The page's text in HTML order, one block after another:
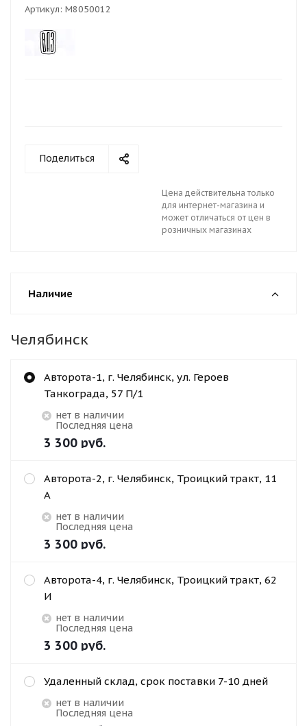
Артикул: M8050012
Поделиться
Цена действительна только
для интернет-магазина и
может отличаться от цен в
розничных магазинах
Наличие
Челябинск
Авторота-1, г. Челябинск, ул. Героев
Танкограда, 57 П/1
Нет в наличии
Последняя цена
3 300 руб.
Авторота-2, г. Челябинск, Троицкий тракт, 11
А
Нет в наличии
Последняя цена
3 300 руб.
Авторота-4, г. Челябинск, Троицкий тракт, 62
И
Нет в наличии
Последняя цена
3 300 руб.
Удаленный склад, срок поставки 7-10 дней
Нет в наличии
Последняя цена